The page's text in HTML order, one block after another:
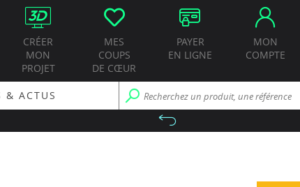
CRÉER
MON
PROJET
MES
COUPS
DE CŒUR
PAYER
EN LIGNE
MON
COMPTE
& ACTUS